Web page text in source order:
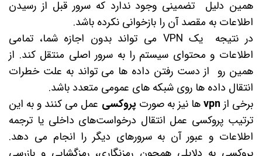
همین دلیل تضمینی وجود ندارد که سرور قبل از رسیدن
اطلاعات به مقصد آن را بازخوانی نکرده باشد.
در نتیجه یک VPN می تواند بدون اجازه شما، تمامی
اطلاعات و محتوای سیستم را به سرور اصلی منتقل کند. از
همین رو از دست رفتن داده ها می تواند به علت خطرات
انتقال داده ها روی شبکه های عمومی متعدد باشد.
برخی از vpnها نیز به صورت پروکسی عمل می کنند و به این
ترتیب پروکسی عمل انتقال درخواست‌های داخلی یا ترجمه
اطلاعات و عبور آن به سرورهای دیگر را انجام می دهد.